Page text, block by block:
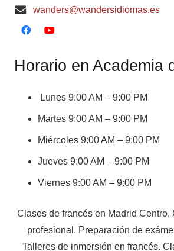
wanders@wandersidiomas.es
Horario en Academia
Lunes 9:00 AM – 9:00 PM
Martes 9:00 AM – 9:00 PM
Miércoles 9:00 AM – 9:00 PM
Jueves 9:00 AM – 9:00 PM
Viernes 9:00 AM – 9:00 PM
Clases de francés en Madrid Centro.
profesional. Preparación de
Talleres de inmersión en francés.